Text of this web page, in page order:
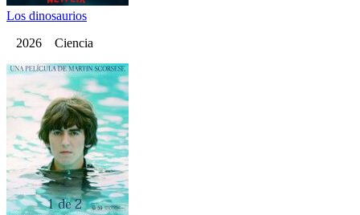
Los dinosaurios
2026 Ciencia